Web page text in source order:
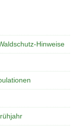
Hinweise